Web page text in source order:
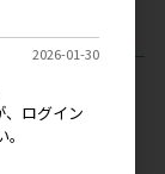
2026-01-30
ログイン